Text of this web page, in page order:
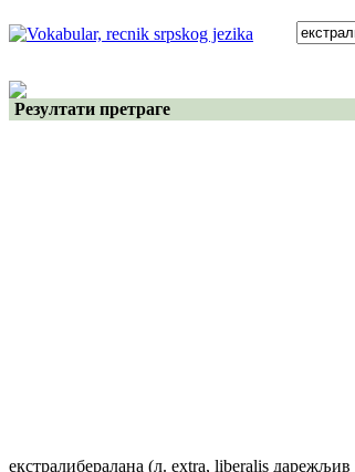
Резултати претраге
екстралибералана (л. extra, liberalis дарежљив